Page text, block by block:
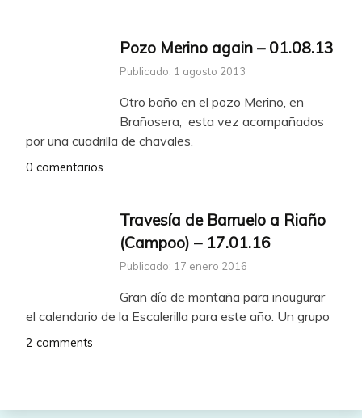
Pozo Merino again – 01.08.13
Publicado: 1 agosto 2013
Otro baño en el pozo Merino, en
Brañosera, esta vez acompañados
por una cuadrilla de chavales.
0 comentarios
Travesía de Barruelo a Riaño
(Campoo) – 17.01.16
Publicado: 17 enero 2016
Gran día de montaña para inaugurar
el calendario de la Escalerilla para este año. Un grupo
2 comments